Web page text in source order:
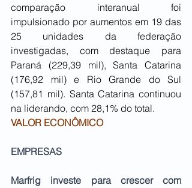
comparação interanual foi
impulsionado por aumentos em 19 das
25 unidades da federação
investigadas, com destaque para
Paraná (229,39 mil), Santa Catarina
(176,92 mil) e Rio Grande do Sul
(157,81 mil). Santa Catarina continuou
na liderando, com 28,1% do total.
VALOR ECONÔMICO
EMPRESAS
Marfrig investe para crescer com